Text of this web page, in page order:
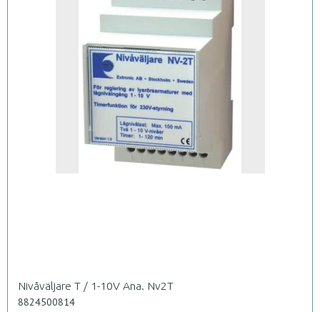
Nivåväljare T / 1-10V Ana. Nv2T
8824500814